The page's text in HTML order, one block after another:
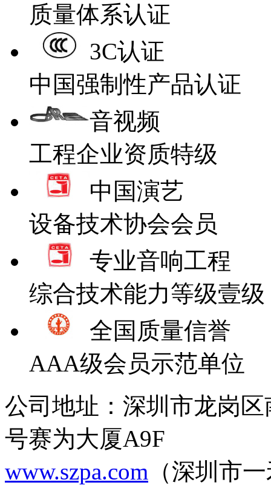
质量体系认证
3C认证
中国强制性产品认证
音视频
工程企业资质特级
中国演艺
设备技术协会会员
专业音响工程
综合技术能力等级壹级
全国质量信誉
AAA级会员示范单位
公司地址：深圳市龙岗
号赛为大厦A9F
www.szpa.com （深圳市